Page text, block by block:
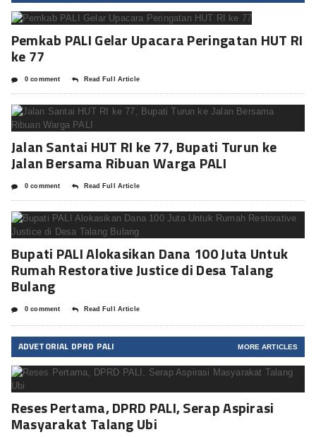
Pemkab PALI Gelar Upacara Peringatan HUT RI
ke 77
0 comment Read Full Article
Jalan Santai HUT RI ke 77, Bupati Turun ke
Jalan Bersama Ribuan Warga PALI
0 comment Read Full Article
Bupati PALI Alokasikan Dana 100 Juta Untuk
Rumah Restorative Justice di Desa Talang
Bulang
0 comment Read Full Article
ADVETORIAL DPRD PALI MORE ARTICLES
Reses Pertama, DPRD PALI, Serap Aspirasi
Masyarakat Talang Ubi